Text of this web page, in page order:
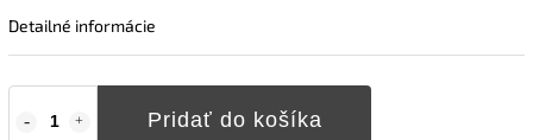
Pridať do košíka
Detailné informácie